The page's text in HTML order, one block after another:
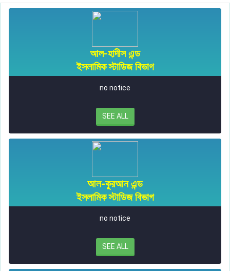
আল-হাদীস এন্ড
ইসলামিক স্টাডিজ বিভাগ
no notice
SEE ALL
আল-কুরআন এন্ড
ইসলামিক স্টাডিজ বিভাগ
no notice
SEE ALL